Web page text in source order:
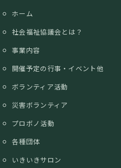
ホーム
社会福祉協議会とは？
事業内容
開催予定の行事・イベント他
ボランティア活動
災害ボランティア
プロボノ活動
各種団体
いきいきサロン